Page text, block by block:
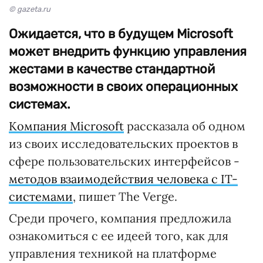
© gazeta.ru
Ожидается, что в будущем Microsoft
может внедрить функцию управления
жестами в качестве стандартной
возможности в своих операционных
системах.
Компания Microsoft рассказала об одном
из своих исследовательских проектов в
сфере пользовательских интерфейсов -
методов взаимодействия человека с IT-
системами, пишет The Verge.
Среди прочего, компания предложила
ознакомиться с ее идеей того, как для
управления техникой на платформе